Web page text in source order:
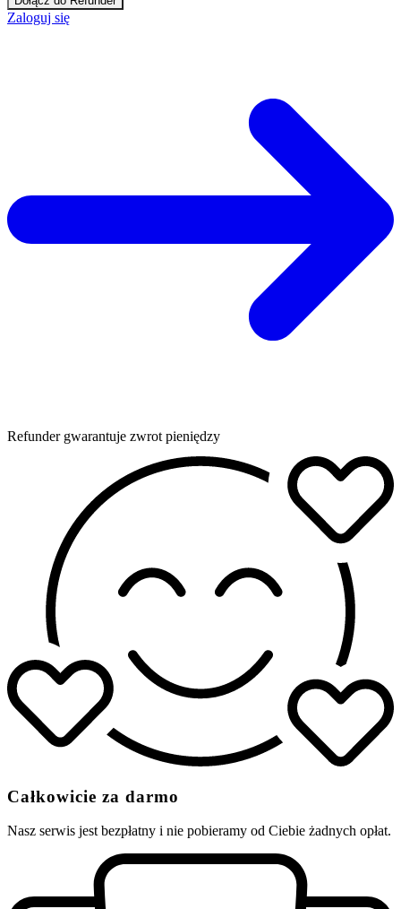
Zaloguj się
Refunder gwarantuje zwrot pieniędzy
Całkowicie za darmo
Nasz serwis jest bezpłatny i nie pobieramy od Ciebie żadnych opłat.